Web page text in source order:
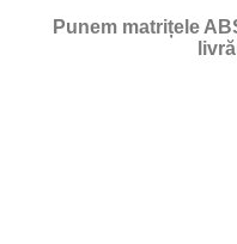
Punem matrițele